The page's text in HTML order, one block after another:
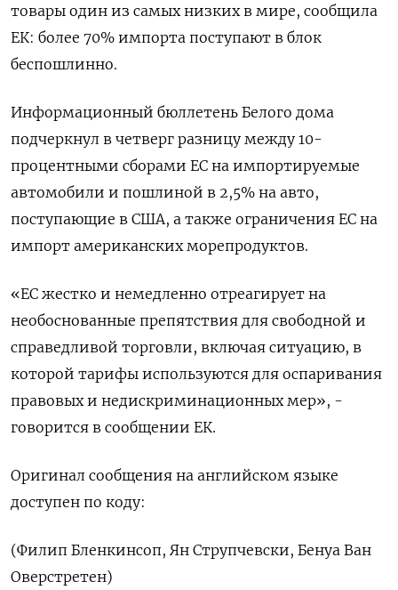
товары один из самых низких в мире, сообщила
ЕК: более 70% импорта поступают в блок
беспошлинно.
Информационный бюллетень Белого дома
подчеркнул в четверг разницу между 10-
процентными сборами ЕС на импортируемые
автомобили и пошлиной в 2,5% на авто,
поступающие в США, а также ограничения ЕС на
импорт американских морепродуктов.
«ЕС жестко и немедленно отреагирует на
необоснованные препятствия для свободной и
справедливой торговли, включая ситуацию, в
которой тарифы используются для оспаривания
правовых и недискриминационных мер», -
говорится в сообщении ЕК.
Оригинал сообщения на английском языке
доступен по коду:
(Филип Бленкинсоп, Ян Струпчевски, Бенуа Ван
Оверстретен)